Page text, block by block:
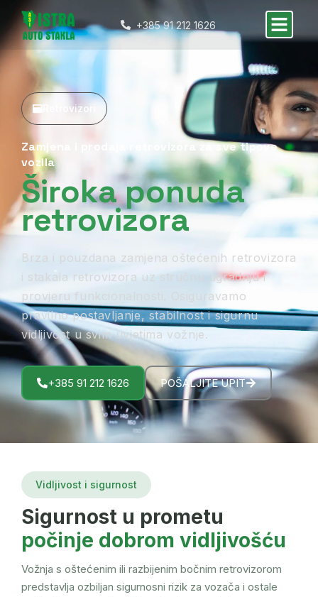
+385 91 212 1626
Retrovizori
Zamjena i prodaja retrovizora za sve tipove
vozila
Široka ponuda
retrovizora
Brza i pouzdana zamjena oštećenih retrovizora
i stakala retrovizora uz stručnu ugradnju i
provjeru funkcionalnosti. Osiguravamo
pravilno postavljanje, stabilnost i sigurnu
vidljivost u svim uvjetima vožnje.
+385 91 212 1626 POŠALJITE UPIT
Vidljivost i sigurnost
Sigurnost u prometu
počinje dobrom vidljivošću
Vožnja s oštećenim ili razbijenim bočnim retrovizorom
predstavlja ozbiljan sigurnosni rizik za vozača i ostale